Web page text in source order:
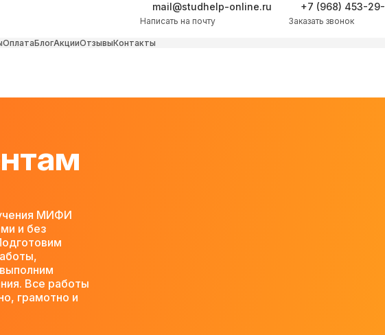
mail@studhelp-online.ru
Написать на почту
+7 (968) 453-
Заказать звонок
ОплатаБлогАкцииОтзывыКонтакты
МИФИ
и без
Все работы
грамотно и